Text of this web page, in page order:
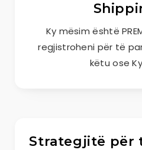
Ky mësim është
regjistroheni për të
këtu ose
Strategjitë për